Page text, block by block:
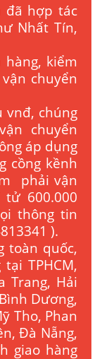
đã hợp tác
Nhất Tín,
hàng, kiểm
chuyển
vnđ, chúng
chuyển
áp dụng
cồng kềnh
phải vận
600.000
thông tin
).
toàn quốc,
TPHCM,
Trang, Hải
Dương,
Tho, Phan
Đà Nẵng,
giao hàng